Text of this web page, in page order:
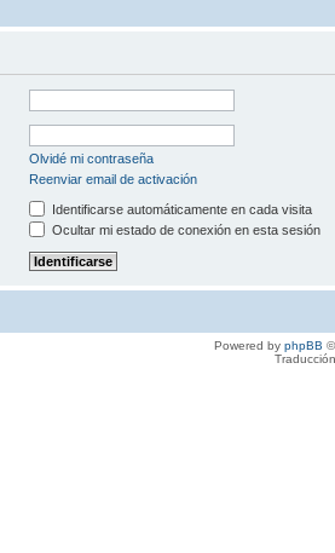
Olvidé mi contraseña
Reenviar email de activación
Identificarse automáticamente en cada visita
Ocultar mi estado de conexión en esta sesión
Powered by phpBB